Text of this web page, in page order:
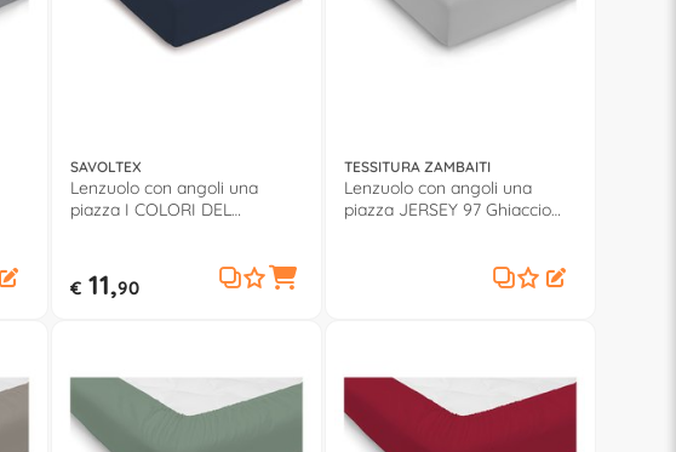
SAVOLTEX
Lenzuolo con angoli una
piazza I COLORI DEL
€11,90
TESSITURA ZAMBAITI
Lenzuolo con angoli una
piazza JERSEY 97 Ghiaccio